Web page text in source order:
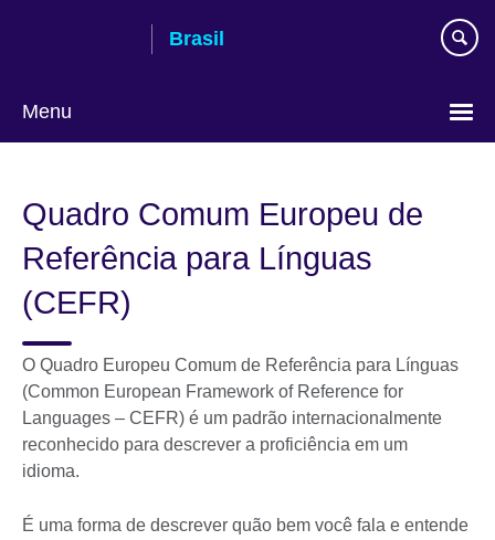
Brasil
Menu
language
Quadro Comum Europeu de
Referência para Línguas
(CEFR)
O Quadro Europeu Comum de Referência para Línguas
(Common European Framework of Reference for
Languages – CEFR) é um padrão internacionalmente
reconhecido para descrever a proficiência em um
idioma.
É uma forma de descrever quão bem você fala e entende